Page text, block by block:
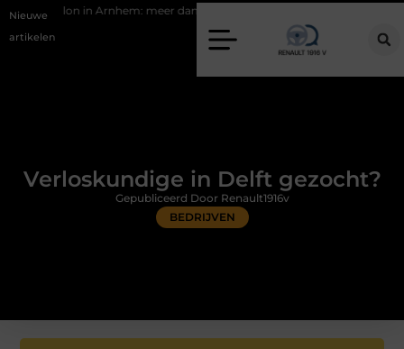
Nieuwe
artikelen
meer dan alleen een knipbeurt
Verloskundige in Delft gezocht?
BEDRIJVEN
Gepubliceerd Door Renault1916v